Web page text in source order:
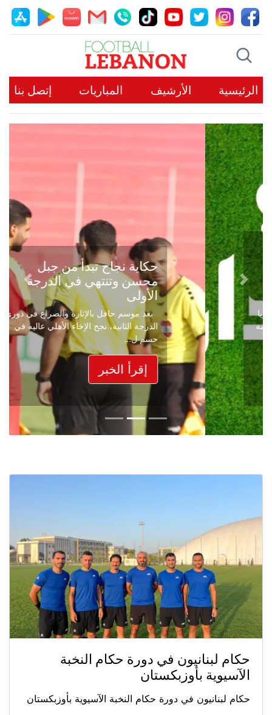
الرئيسية الأرشيف المباريات إتصل بنا
حكاية نجاح تبدأ من جبل
محسن وتنتهي في الدرجة
الأولى
بعد موسم حافل بالإثارة والصراع في دوري
الدرجة الثانية، نجح الإخاء الأهلي عاليه في
حسم ل...
إقرأ الخبر
Previous
Next
حكام لبنانيون في دورة حكام النخبة
الآسيوية بأوزبكستان
حكام لبنانيون في دورة حكام النخبة الآسيوية بأوزبكستان